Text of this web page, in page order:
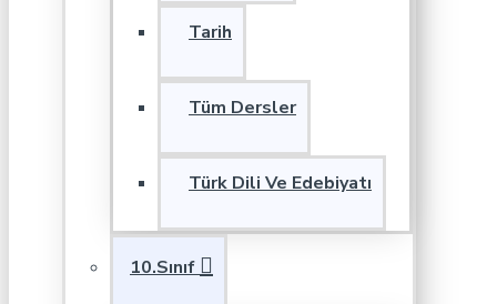
Tarih
Tüm Dersler
Türk Dili Ve Edebiyatı
10.Sınıf